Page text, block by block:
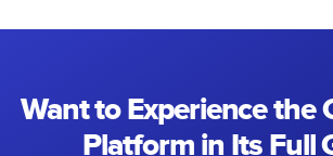
Want to Experience the
Platform in Its Full